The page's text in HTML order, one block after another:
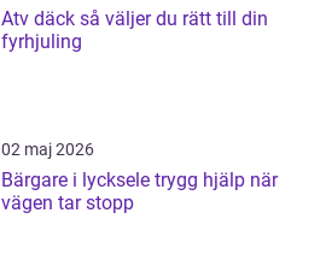
Atv däck så väljer du rätt till din
fyrhjuling
02 maj 2026
Bärgare i lycksele trygg hjälp när
vägen tar stopp